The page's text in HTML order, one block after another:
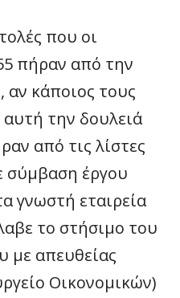
που οι
πήραν από την
κάποιος τους
την δουλειά
από τις λίστες
σύμβαση έργου
γνωστή εταιρεία
το στήσιμο του
με απευθείας
Οικονομικών)